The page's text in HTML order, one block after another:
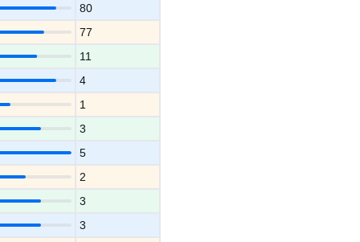
80
77
11
4
1
3
5
2
3
3